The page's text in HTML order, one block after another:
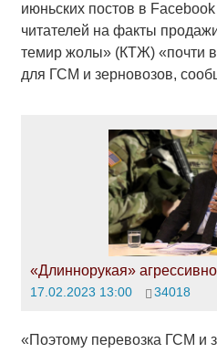
июньских постов в
читателей на факты
темир жолы» (КТЖ) «почти
для ГСМ и зерновозов,
«Длиннорукая»
17.02.2023 13:00 34018
«Поэтому перевозка ГСМ и